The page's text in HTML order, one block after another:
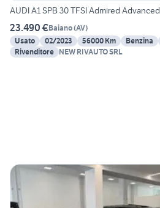
AUDI A1 SPB 30 TFSI Admired Advanced
23.490 €Baiano(AV)
Usato
02/2023 56000 Km Benzina
Rivenditore NEW RIVAUTO SRL